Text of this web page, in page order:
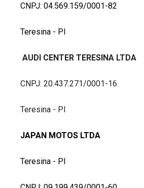
CNPJ: 04.569.159/0001-82
Teresina - PI
AUDI CENTER TERESINA LTDA
CNPJ: 20.437.271/0001-16
Teresina - PI
JAPAN MOTOS LTDA
Teresina - PI